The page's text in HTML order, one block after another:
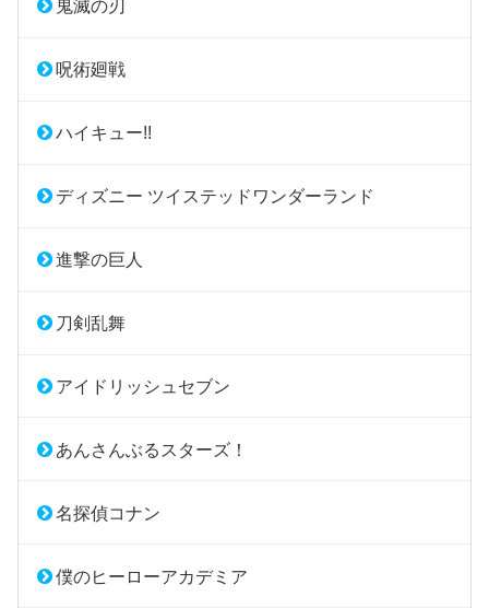
鬼滅の刃
呪術廻戦
ハイキュー!!
ディズニー ツイステッドワンダーランド
進撃の巨人
刀剣乱舞
アイドリッシュセブン
あんさんぶるスターズ！
名探偵コナン
僕のヒーローアカデミア